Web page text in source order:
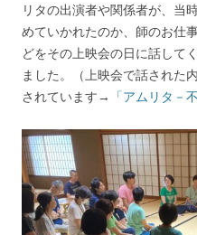
リタの出演者や関係者が、当
めていかれたのか、師のお仕
どをその上映会の日に話して
ました。（上映会で話された
されています→ 「アムリタ－